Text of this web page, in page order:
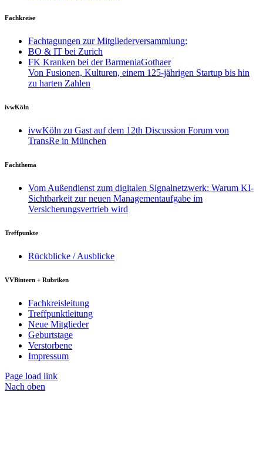
Fachkreise
Fachtagungen zur Mitgliederversammlung:
BO & IT bei Zurich
FK Kranken bei der BarmeniaGothaer
Von Fusionen, Kulturen, einem 125-jährigen Startup bis hin
zu harten Zahlen
ivwKöln
ivwKöln zu Gast auf dem 12th Discussion Forum von
TransRe in München
Fachthema
Vom Außendienst zum digitalen Signalnetzwerk: Warum KI-
Sichtbarkeit zur neuen Managementaufgabe im
Versicherungsvertrieb wird
Treffpunkte
Rückblicke / Ausblicke
VVBintern + Rubriken
Fachkreisleitung
Treffpunktleitung
Neue Mitglieder
Geburtstage
Verstorbene
Impressum
Page load link
Nach oben